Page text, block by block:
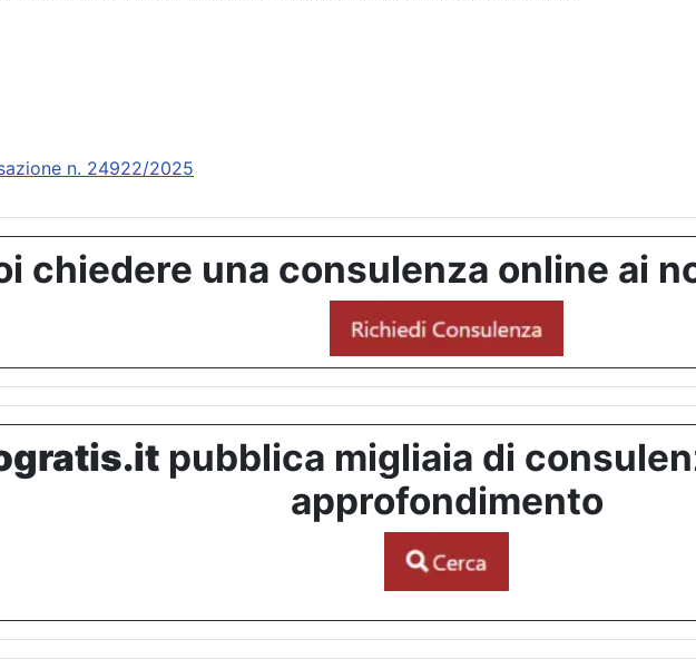
n. 24922/2025
chiedere una consulenza online ai
pubblica migliaia di
approfondimento